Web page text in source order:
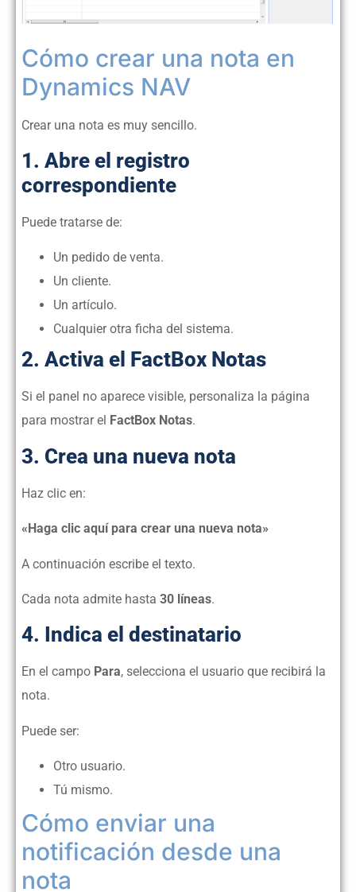
Cómo crear una nota en
Dynamics NAV
Crear una nota es muy sencillo.
1. Abre el registro
correspondiente
Puede tratarse de:
Un pedido de venta.
Un cliente.
Un artículo.
Cualquier otra ficha del sistema.
2. Activa el FactBox Notas
Si el panel no aparece visible, personaliza la página
para mostrar el FactBox Notas.
3. Crea una nueva nota
Haz clic en:
«Haga clic aquí para crear una nueva nota»
A continuación escribe el texto.
Cada nota admite hasta 30 líneas.
4. Indica el destinatario
En el campo Para, selecciona el usuario que recibirá la
nota.
Puede ser:
Otro usuario.
Tú mismo.
Cómo enviar una
notificación desde una
nota